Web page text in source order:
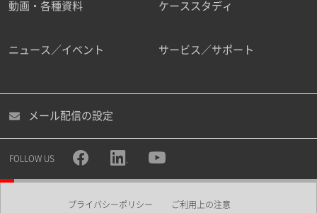
職種
動画・各種資料 ケーススタディ
ニュース／イベント サービス／サポート
メール配信の設定
FOLLOW US
プライバシーポリシー ご利用上の注意